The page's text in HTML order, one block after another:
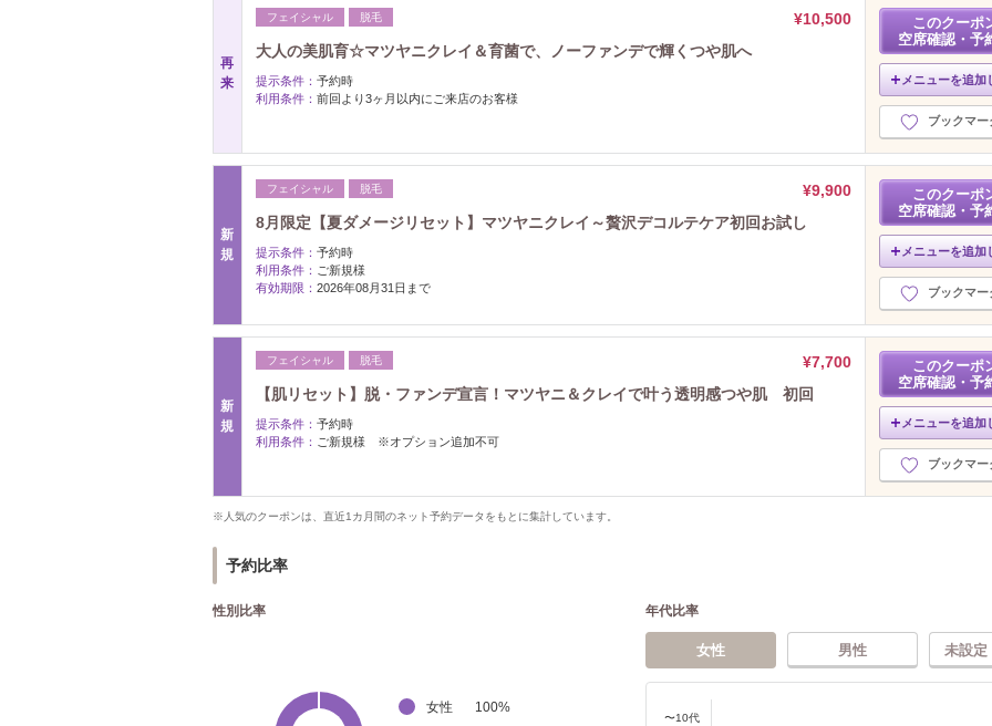
再
来
フェイシャル 脱毛
¥10,500
大人の美肌育☆マツヤニクレイ＆育菌で、ノーファンデで輝くつや肌へ
提示条件： 予約時
利用条件： 前回より3ヶ月以内にご来店のお客様
このクーポ
空席確認・予
メニューを追加
ブックマー
新
規
フェイシャル 脱毛
¥9,900
8月限定【夏ダメージリセット】マツヤニクレイ～贅沢デコルテケア初回お試し
提示条件： 予約時
利用条件： ご新規様
有効期限： 2026年08月31日まで
このクーポ
空席確認・予
メニューを追加
ブックマー
新
規
フェイシャル 脱毛
¥7,700
【肌リセット】脱・ファンデ宣言！マツヤニ＆クレイで叶う透明感つや肌 初回
提示条件： 予約時
利用条件： ご新規様 ※オプション追加不可
このクーポ
空席確認・予
メニューを追加
ブックマー
※人気のクーポンは、直近1カ月間のネット予約データをもとに集計しています。
予約比率
性別比率
女性 100%
年代比率
女性 男性 未設定
〜10代